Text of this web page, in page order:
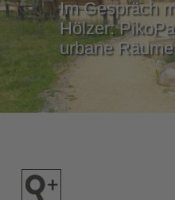
Im Gespräch
Hölzer:
urbane Räume